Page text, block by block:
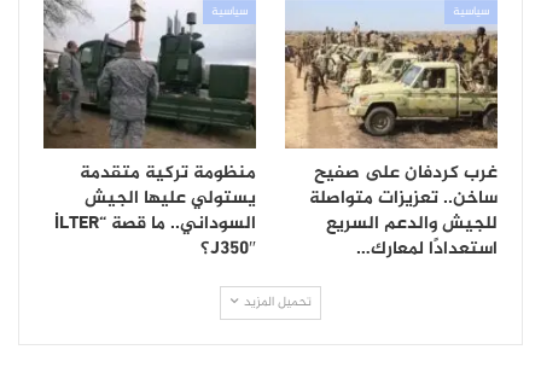
سياسية
غرب كردفان على صفيح
ساخن.. تعزيزات متواصلة
للجيش والدعم السريع
استعدادًا لمعارك…
سياسية
منظومة تركية متقدمة
يستولي عليها الجيش
السوداني.. ما قصة “İLTER
J350″؟
تحميل المزيد